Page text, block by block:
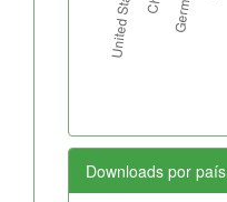
Downloads por país